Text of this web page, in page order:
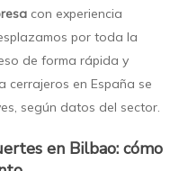
con experiencia
por toda la
de forma rápida y
cerrajeros en España se
según datos del sector.
en Bilbao: cómo